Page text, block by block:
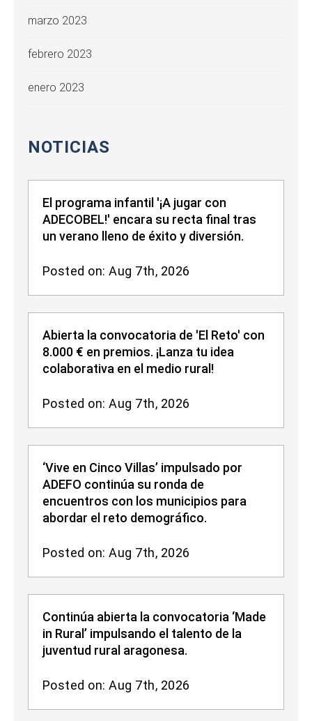
marzo 2023
febrero 2023
enero 2023
NOTICIAS
El programa infantil '¡A jugar con
ADECOBEL!' encara su recta final tras
un verano lleno de éxito y diversión.
Posted on: Aug 7th, 2026
Abierta la convocatoria de 'El Reto' con
8.000 € en premios. ¡Lanza tu idea
colaborativa en el medio rural!
Posted on: Aug 7th, 2026
‘Vive en Cinco Villas’ impulsado por
ADEFO continúa su ronda de
encuentros con los municipios para
abordar el reto demográfico.
Posted on: Aug 7th, 2026
Continúa abierta la convocatoria ‘Made
in Rural’ impulsando el talento de la
juventud rural aragonesa.
Posted on: Aug 7th, 2026